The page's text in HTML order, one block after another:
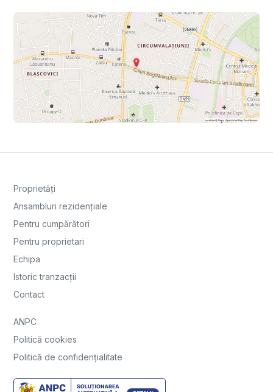
Proprietăți
Ansambluri rezidențiale
Pentru cumpărători
Pentru proprietari
Echipa
Istoric tranzacții
Contact
ANPC
Politică cookies
Politică de confidențialitate